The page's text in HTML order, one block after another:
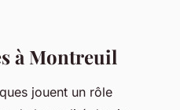
à Montreuil
jouent un rôle